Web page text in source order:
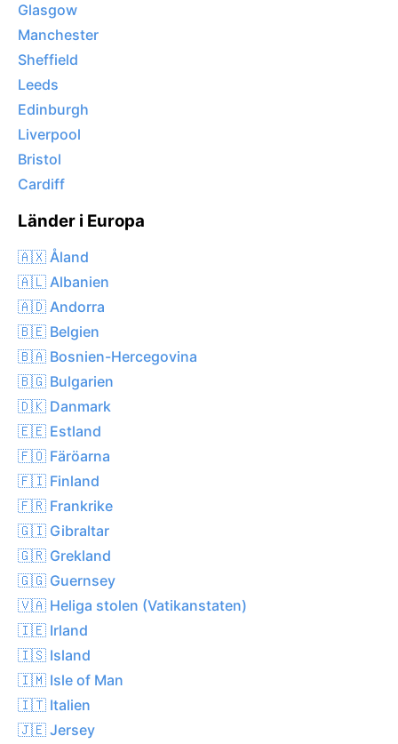
Glasgow
Manchester
Sheffield
Leeds
Edinburgh
Liverpool
Bristol
Cardiff
Länder i Europa
🇦🇽 Åland
🇦🇱 Albanien
🇦🇩 Andorra
🇧🇪 Belgien
🇧🇦 Bosnien-Hercegovina
🇧🇬 Bulgarien
🇩🇰 Danmark
🇪🇪 Estland
🇫🇴 Färöarna
🇫🇮 Finland
🇫🇷 Frankrike
🇬🇮 Gibraltar
🇬🇷 Grekland
🇬🇬 Guernsey
🇻🇦 Heliga stolen (Vatikanstaten)
🇮🇪 Irland
🇮🇸 Island
🇮🇲 Isle of Man
🇮🇹 Italien
🇯🇪 Jersey